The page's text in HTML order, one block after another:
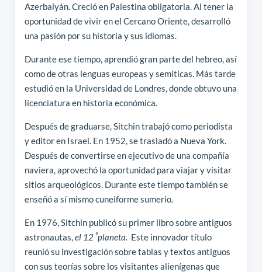
Azerbaiyán. Creció en Palestina obligatoria. Al tener la
oportunidad de vivir en el Cercano Oriente, desarrolló
una pasión por su historia y sus idiomas.
Durante ese tiempo, aprendió gran parte del hebreo, así
como de otras lenguas europeas y semíticas. Más tarde
estudió en la Universidad de Londres, donde obtuvo una
licenciatura en historia económica.
Después de graduarse, Sitchin trabajó como periodista
y editor en Israel. En 1952, se trasladó a Nueva York.
Después de convertirse en ejecutivo de una compañía
naviera, aprovechó la oportunidad para viajar y visitar
sitios arqueológicos. Durante este tiempo también se
enseñó a sí mismo cuneiforme sumerio.
En 1976, Sitchin publicó su primer libro sobre antiguos
astronautas,el 12 ºplaneta. Este innovador título
reunió su investigación sobre tablas y textos antiguos
con sus teorías sobre los visitantes alienígenas que